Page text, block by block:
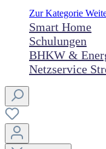
Zur Kategorie
Smart Home
Schulungen
BHKW &
Netzservice